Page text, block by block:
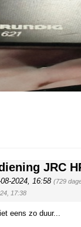
JRC
2024, 16:58 (729
17:38
eens zo duur...